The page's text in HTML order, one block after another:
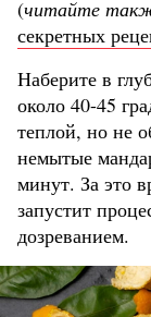
(читайте
секретных
Наберите в
около 40-45
теплой, но не
немытые
минут. За это
запустит
дозреванием.